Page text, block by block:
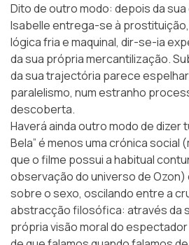
Dito de outro modo: depois da
Isabelle entrega-se à
lógica fria e maquinal, dir-se-ia
da sua própria mercantilização.
da sua trajectória parece
paralelismo, num estranho
descoberta.
Haverá ainda outro modo de dizer
Bela” é menos uma crónica social
que o filme possui a habitual
observação do universo de Ozon)
sobre o sexo, oscilando entre a
abstracção filosófica: através da
própria visão moral do